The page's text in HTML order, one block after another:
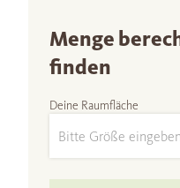
Menge
finden
Deine Raumfläche